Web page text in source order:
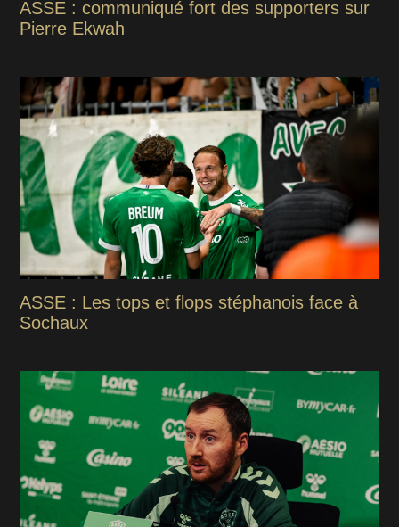
ASSE : communiqué fort des supporters sur
Pierre Ekwah
ASSE : Les tops et flops stéphanois face à
Sochaux